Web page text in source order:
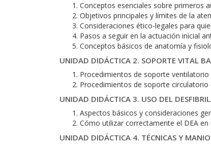
Conceptos esenciales sobre primeros
Objetivos principales y límites de la
Consideraciones ético-legales para
Pasos a seguir en la actuación inicial
Conceptos básicos de anatomía y
UNIDAD DIDÁCTICA 2. SOPORTE VITAL
Procedimientos de soporte ventilatorio
Procedimientos de soporte circulatorio
UNIDAD DIDÁCTICA 3. USO DEL
Aspectos básicos y consideraciones
Cómo utilizar correctamente el DEA
UNIDAD DIDÁCTICA 4. TÉCNICAS Y